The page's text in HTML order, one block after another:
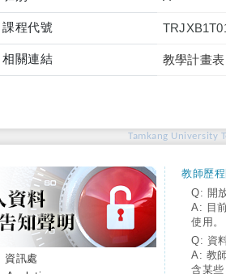
課程代號
相關連結 教學計畫表
Tamkang University
資訊處
教師歷
Q: 開
A: 目
使用。
Q: 資
A: 教
含某